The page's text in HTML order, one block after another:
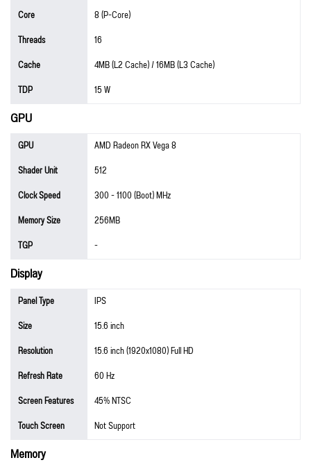
Core
8 (P-Core)
Threads
16
Cache
4MB (L2 Cache) / 16MB (L3 Cache)
TDP
15 W
GPU
GPU
AMD Radeon RX Vega 8
Shader Unit
512
Clock Speed
300 - 1100 (Boot) MHz
Memory Size
256MB
TGP
-
Display
Panel Type
IPS
Size
15.6 inch
Resolution
15.6 inch (1920x1080) Full HD
Refresh Rate
60 Hz
Screen Features
45% NTSC
Touch Screen
Not Support
Memory